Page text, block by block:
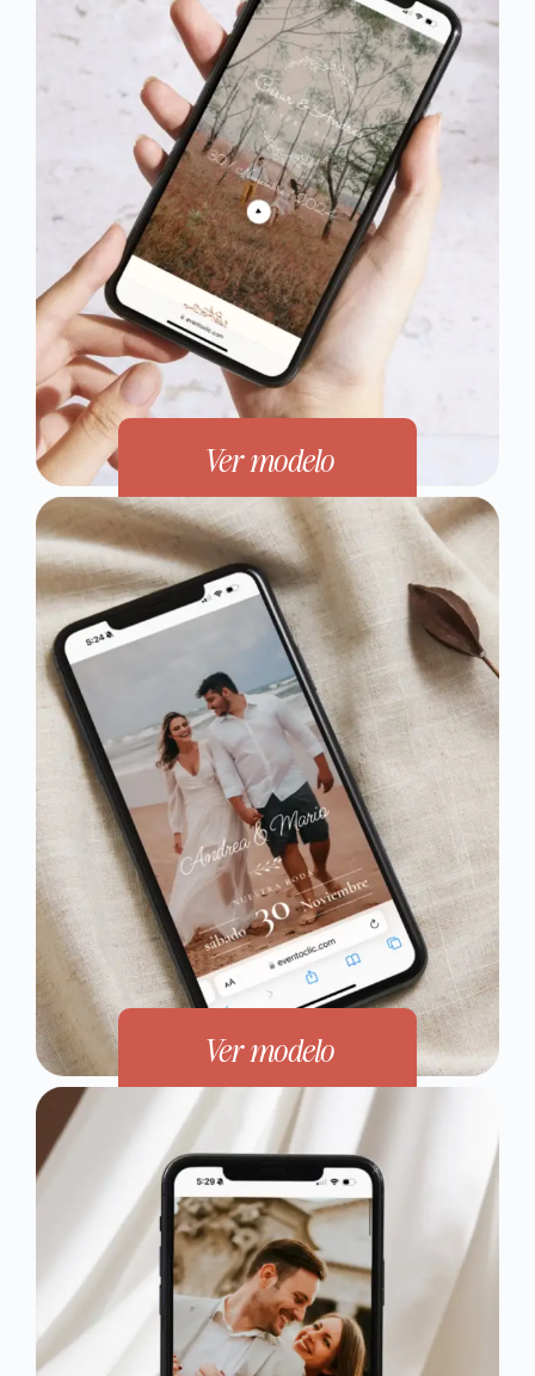
Ver modelo
Ver modelo